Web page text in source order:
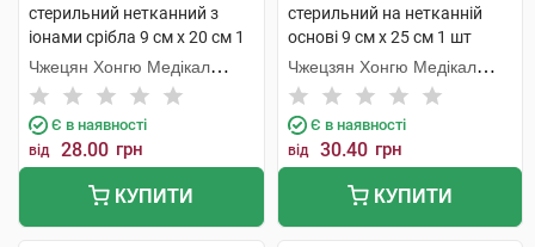
стерильний нетканний з
іонами срібла 9 см х 20 см 1
шт
Чжецян Хонгю Медікал
Коммодіті
Є в наявності
від 28.00 грн
КУПИТИ
стерильний на нетканній
основі 9 см х 25 см 1 шт
Чжецзян Хонгю Медікал
Коммодіті
Є в наявності
від 30.40 грн
КУПИТИ